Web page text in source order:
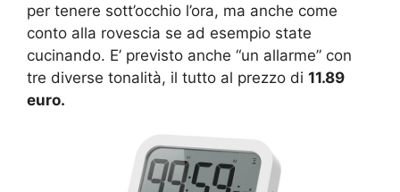
per tenere sott’occhio l’ora, ma anche come
conto alla rovescia se ad esempio state
cucinando. E’ previsto anche “un allarme” con
tre diverse tonalità, il tutto al prezzo di 11.89
euro.